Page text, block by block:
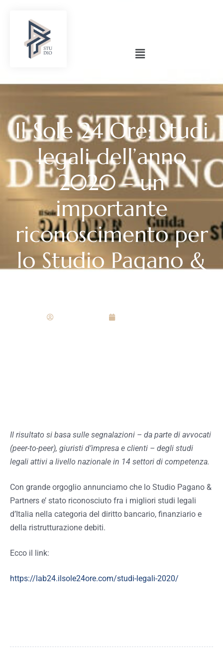
Il Sole 24 Ore: Studi
legali dell’anno
2020 – un
importante
riconoscimento per
lo Studio Pagano &
Il risultato si basa sulle segnalazioni – da parte di avvocati
(peer-to-peer), giuristi d’impresa e clienti – degli studi
legali attivi a livello nazionale in 14 settori di competenza.
Con grande orgoglio annunciamo che lo Studio Pagano &
Partners e’ stato riconosciuto fra i migliori studi legali
d’Italia nella categoria del diritto bancario, finanziario e
della ristrutturazione debiti.
Ecco il link:
https://lab24.ilsole24ore.com/studi-legali-2020/